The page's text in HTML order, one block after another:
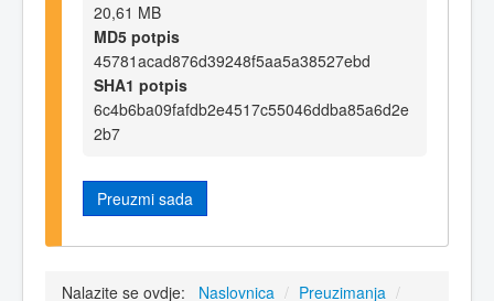
20,61 MB
MD5 potpis
45781acad876d39248f5aa5a38527ebd
SHA1 potpis
6c4b6ba09fafdb2e4517c55046ddba85a6d2e
2b7
Preuzmi sada
Nalazite se ovdje: Naslovnica / Preuzimanja /